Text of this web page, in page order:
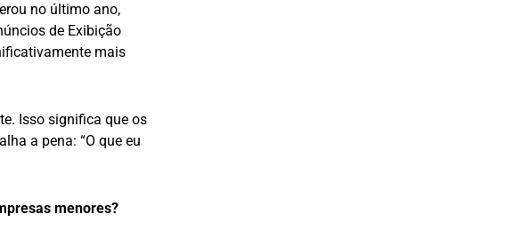
no último ano,
de Exibição
mais
Isso significa que os
a pena: “O que eu
menores?